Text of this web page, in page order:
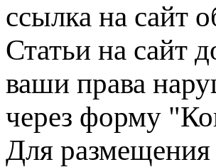
ссылка на сайт
Статьи на сайт
ваши права
через форму
Для размещения